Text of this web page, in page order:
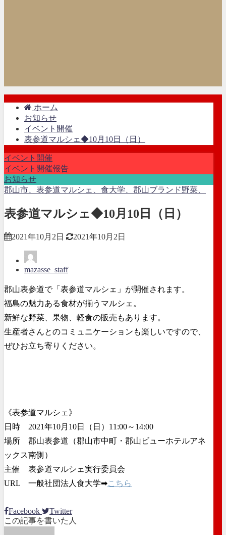
ホーム
お知らせ
イベント開催
表参道マルシェ◆10月10日（日）
イベント開催
イベント開催報告
お知らせ
郡山市、表参道マルシェ、食大学、郡山ブランド野菜、
表参道マルシェ◆10月10日（日）
2021年10月2日 2021年10月2日
mazasse_staff
郡山表参道で「表参道マルシェ」が開催されます。
福島の魅力ある食材が揃うマルシェ。
新鮮な野菜、果物、軽食の販売もあります。
生産者さんとのコミュニケーションも楽しいですので、
ぜひお立ち寄りください。
《表参道マルシェ》
日時 2021年10月10日（日）11:00～14:00
場所 郡山表参道（郡山市中町・郡山ビューホテルアネ
ックス南側）
主催 表参道マルシェ実行委員会
URL 一般社団法人食大学➡こちら
Facebook
Twitter
この記事を書いた人